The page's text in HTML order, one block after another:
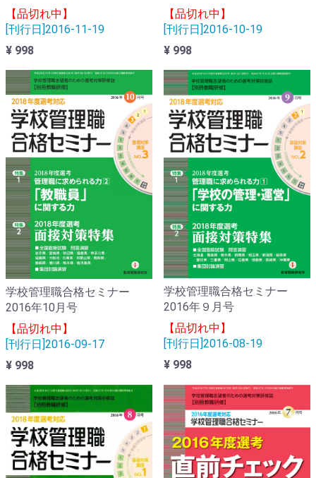
【品切れ中】
[刊行日]2016-11-19
¥ 998
【品切れ中】
[刊行日]2016-10-19
¥ 998
学校管理職合格セミナー
2016年10月号
【品切れ中】
[刊行日]2016-09-17
¥ 998
学校管理職合格セミナー
2016年９月号
【品切れ中】
[刊行日]2016-08-19
¥ 998